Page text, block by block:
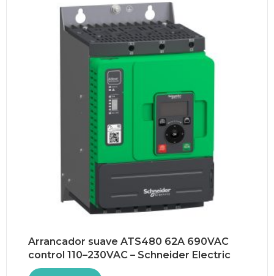
Arrancador suave ATS480 62A 690VAC
control 110–230VAC – Schneider Electric